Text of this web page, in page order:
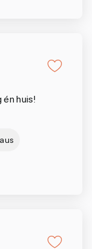
én huis!